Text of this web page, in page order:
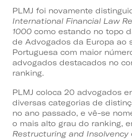
PLMJ foi novamente
International Financial Law
1000 como estando no topo
de Advogados da Europa ao
Portuguesa com maior
advogados destacados no
ranking.
PLMJ coloca 20 advogados
diversas categorias de
no ano passado, e vê-se
o mais alto grau do ranking,
Restructuring and Insolvency